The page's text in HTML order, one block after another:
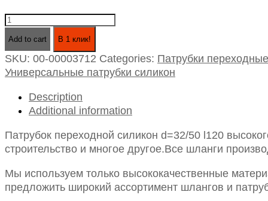
Патрубок
d=32/50
l120
Add to cart В 1 клик!
SKU: 00-00003712 Categories: Патрубки переходные
Универсальные патрубки силикон
Description
Additional information
Патрубок переходной силикон d=32/50 l120
строительство и многое другое.Все шланги
Мы используем только высококачественные
предложить широкий ассортимент шлангов и